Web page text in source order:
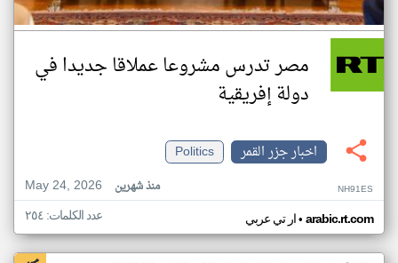
مصر تدرس مشروعا عملاقا جديدا في
دولة إفريقية
اخبار جزر القمر
Politics
May 24, 2026
منذ شهرين NH91ES
ار تي عربي• arabic.rt.com عدد الكلمات: ٢٥٤